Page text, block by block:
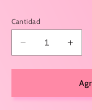
Cantidad
Reducir
cantidad
para
para
Body